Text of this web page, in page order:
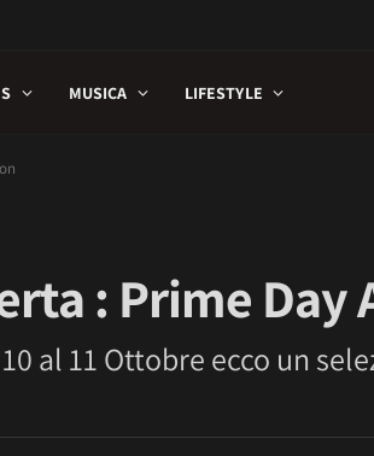
MUSICA LIFESTYLE
: Prime Day
al 11 Ottobre ecco un